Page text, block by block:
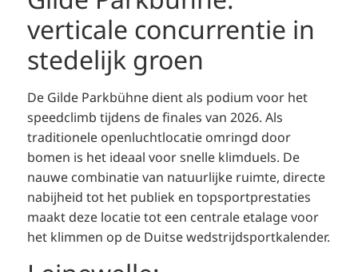
verticale concurrentie in
stedelijk groen
De Gilde Parkbühne dient als podium voor het
speedclimb tijdens de finales van 2026. Als
traditionele openluchtlocatie omringd door
bomen is het ideaal voor snelle klimduels. De
nauwe combinatie van natuurlijke ruimte, directe
nabijheid tot het publiek en topsportprestaties
maakt deze locatie tot een centrale etalage voor
het klimmen op de Duitse wedstrijdsportkalender.